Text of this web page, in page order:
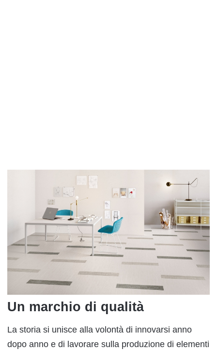
Un marchio di qualità
La storia si unisce alla volontà di innovarsi anno
dopo anno e di lavorare sulla produzione di elementi